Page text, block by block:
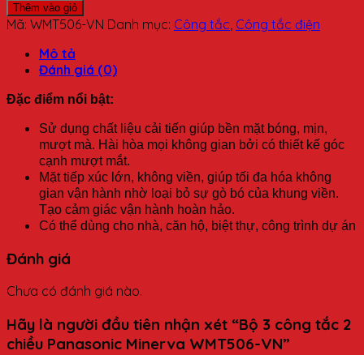
Thêm vào giỏ
Mã: WMT506-VN Danh mục: Công tắc Công tắc điện
Mô tả
Đánh giá (0)
Đặc điểm nổi bật:
Sử dụng chất liệu cải tiến giúp bền mặt bóng, mịn,
mượt mà. Hài hòa mọi không gian bởi có thiết kế góc
cạnh mượt mắt.
Mặt tiếp xúc lớn, không viền, giúp tối đa hóa không
gian vận hành nhờ loại bỏ sự gò bó của khung viền.
Tạo cảm giác vận hành hoàn hảo.
Có thể dùng cho nhà, căn hộ, biệt thự, công trình dự án
Đánh giá
Chưa có đánh giá nào.
Hãy là người đầu tiên nhận xét “Bộ 3 công tắc 2
chiều Panasonic Minerva WMT506-VN”